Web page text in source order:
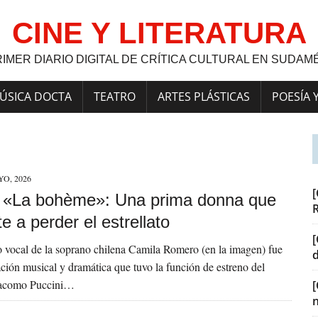
CINE Y LITERATURA
DIARIO DIGITAL DE CRÍTICA CULTURAL EN
DOCTA TEATRO ARTES PLÁSTICAS POESÍA
2026
bohème»: Una prima donna que
a perder el estrellato
vocal de la soprano chilena Camila Romero (en la imagen) fue
musical y dramática que tuvo la función de estreno del
Puccini…